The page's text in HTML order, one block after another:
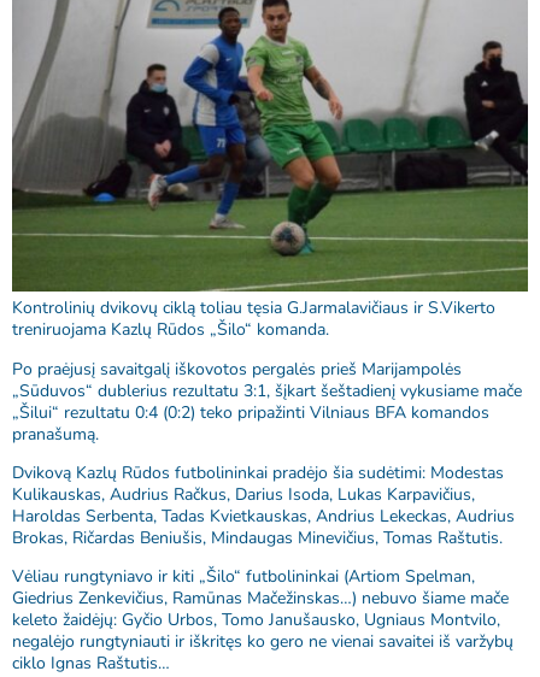
Kontrolinių dvikovų ciklą toliau tęsia G.Jarmalavičiaus ir S.Vikerto
treniruojama Kazlų Rūdos „Šilo“ komanda.
Po praėjusį savaitgalį iškovotos pergalės prieš Marijampolės
„Sūduvos“ dublerius rezultatu 3:1, šįkart šeštadienį vykusiame mače
„Šilui“ rezultatu 0:4 (0:2) teko pripažinti Vilniaus BFA komandos
pranašumą.
Dvikovą Kazlų Rūdos futbolininkai pradėjo šia sudėtimi: Modestas
Kulikauskas, Audrius Račkus, Darius Isoda, Lukas Karpavičius,
Haroldas Serbenta, Tadas Kvietkauskas, Andrius Lekeckas, Audrius
Brokas, Ričardas Beniušis, Mindaugas Minevičius, Tomas Raštutis.
Vėliau rungtyniavo ir kiti „Šilo“ futbolininkai (Artiom Spelman,
Giedrius Zenkevičius, Ramūnas Mačežinskas…) nebuvo šiame mače
keleto žaidėjų: Gyčio Urbos, Tomo Janušausko, Ugniaus Montvilo,
negalėjo rungtyniauti ir iškritęs ko gero ne vienai savaitei iš varžybų
ciklo Ignas Raštutis…